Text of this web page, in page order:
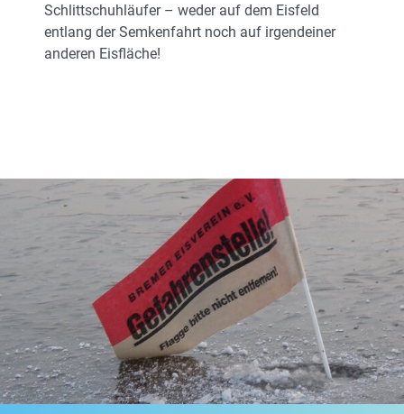
Schlittschuhläufer – weder auf dem Eisfeld
entlang der Semkenfahrt noch auf irgendeiner
anderen Eisfläche!